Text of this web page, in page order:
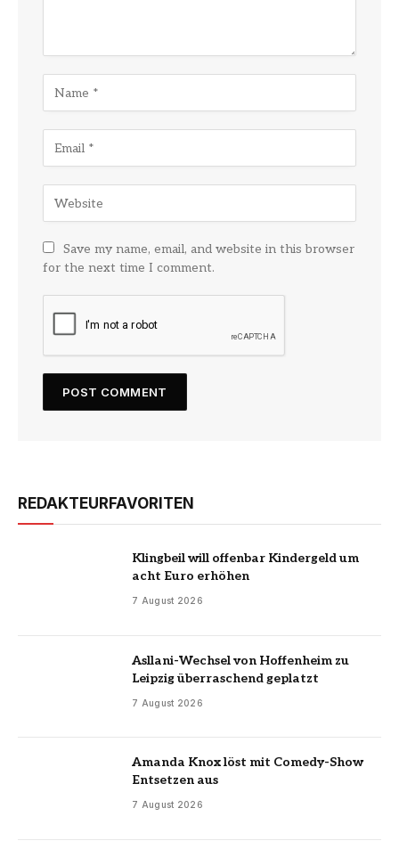
Save my name, email, and website in this browser
for the next time I comment.
REDAKTEURFAVORITEN
Klingbeil will offenbar Kindergeld um
acht Euro erhöhen
7 August 2026
Asllani-Wechsel von Hoffenheim zu
Leipzig überraschend geplatzt
7 August 2026
Amanda Knox löst mit Comedy-Show
Entsetzen aus
7 August 2026